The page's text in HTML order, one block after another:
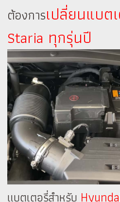
ต้องการเปลี่ยนแบต
Staria ทุกรุ่นปี
แบตเตอรี่สำหรับ